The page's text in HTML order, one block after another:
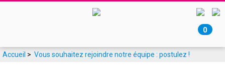
0
Accueil > Vous souhaitez rejoindre notre équipe : postulez !